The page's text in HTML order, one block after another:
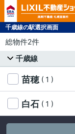
千歳線の駅選択画面
総物件2件
千歳線
苗穂 ( 1 )
白石 ( 1 )